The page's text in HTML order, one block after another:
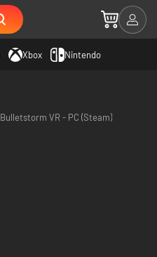
Xbox Nintendo
Bulletstorm VR - PC (Steam)